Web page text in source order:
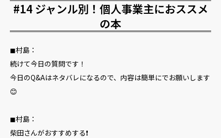
#14 ジャンル別！個人事業主におススメ
の本
◼︎村島：
続けて今日の質問です！
今日のQ&Aはネタバレになるので、内容は簡単にでお願いします
😊
◼︎村島：
柴田さんがおすすめする❗️